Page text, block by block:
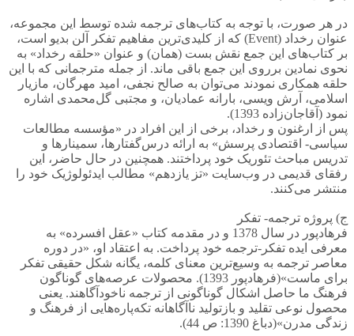
در هر صورت، با توجه به کتاب‌های ترجمه شده توسط این مجموعه،
عنوان رخداد (Event) که از کلیدی‌ترین مفاهیم تفکر آلن بدیو است،
بر کتاب‌های این جمع نقش بست (همان) و عنوان «حلقه رخداد» به
نحوی نمادین برروی این جمع باقی ماند. از جمله مترجمانی که با این
حلقه همکاری نمودند می‌توان به صالح نجفی، امید مهرگان، مازیار
اسلامی، آرش ویسی، بارانه عمادیان، و مجتبی گل‌محمدی اشاره
نمود (آقاجان‌زاده 1393).
پس از ارغنون و رخداد، برخی از این افراد در «مؤسسه مطالعات
سیاسی- اقتصادی پرسش» به ارائه درس‌گفتارها، سمینارها و
تدریس مباحث تئوریک خود پرداختند. همچنین در حال حاضر، این
رفقای قدیمی در وب‌سایت «تز یازدهم» مطالب ایدئولوژیک خود را
منتشر می‌کنند.
ج) پروژه ترجمه- تفکر
فرهادپور در سال 1378 و در مقدمه کتاب «عقل افسرده» به
معرفی ایده تفکر-ترجمه خود پرداخت. به اعتقاد او، «در دوره
معاصر ترجمه به وسیع‌ترین معنای کلمه، یگانه شکل حقیقی تفکر
برای ماست»(فرهادپور 1393). محصولات عرصه‌های گوناگون
فرهنگ ما حاصل اشکال گوناگونی از ترجمه ناخودآگاهند. یعنی
محصول نوعی تقلید و بازتولید ناآگاهانه تکه‌پاره‌هایی از فرهنگ و
زندگی مدرن»(دباغ 1390: ص 44).